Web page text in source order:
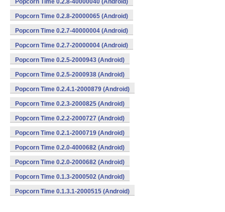
Popcorn Time 0.2.8-40000040 (Android)
Popcorn Time 0.2.8-20000065 (Android)
Popcorn Time 0.2.7-40000004 (Android)
Popcorn Time 0.2.7-20000004 (Android)
Popcorn Time 0.2.5-2000943 (Android)
Popcorn Time 0.2.5-2000938 (Android)
Popcorn Time 0.2.4.1-2000879 (Android)
Popcorn Time 0.2.3-2000825 (Android)
Popcorn Time 0.2.2-2000727 (Android)
Popcorn Time 0.2.1-2000719 (Android)
Popcorn Time 0.2.0-4000682 (Android)
Popcorn Time 0.2.0-2000682 (Android)
Popcorn Time 0.1.3-2000502 (Android)
Popcorn Time 0.1.3.1-2000515 (Android)